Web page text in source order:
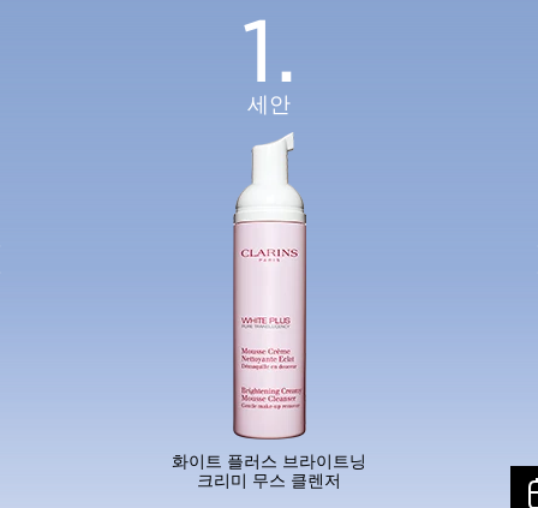
1.
세안
화이트 플러스 브라이트닝
크리미 무스 클렌저